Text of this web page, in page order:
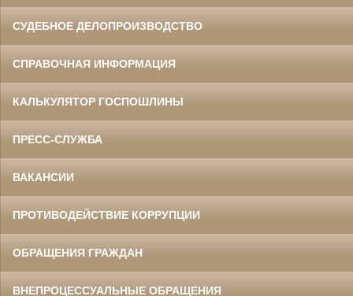
СУДЕБНОЕ ДЕЛОПРОИЗВОДСТВО
СПРАВОЧНАЯ ИНФОРМАЦИЯ
КАЛЬКУЛЯТОР ГОСПОШЛИНЫ
ПРЕСС-СЛУЖБА
ВАКАНСИИ
ПРОТИВОДЕЙСТВИЕ КОРРУПЦИИ
ОБРАЩЕНИЯ ГРАЖДАН
ВНЕПРОЦЕССУАЛЬНЫЕ ОБРАЩЕНИЯ